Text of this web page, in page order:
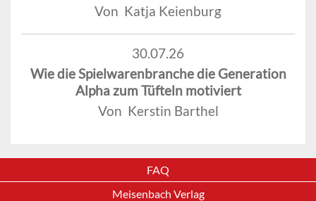
Von Katja Keienburg
30.07.26
Wie die Spielwarenbranche die Generation
Alpha zum Tüfteln motiviert
Von Kerstin Barthel
FAQ
Meisenbach Verlag